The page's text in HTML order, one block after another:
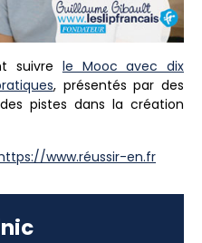
suivre le Mooc avec dix
, présentés par des
pistes dans la création
www.réussir-en.fr